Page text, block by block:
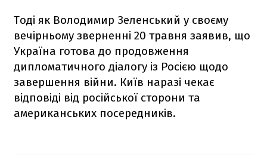
Тоді як Володимир Зеленський у своєму
вечірньому зверненні 20 травня заявив, що
Україна готова до продовження
дипломатичного діалогу із Росією щодо
завершення війни. Київ наразі чекає
відповіді від російської сторони та
американських посередників.